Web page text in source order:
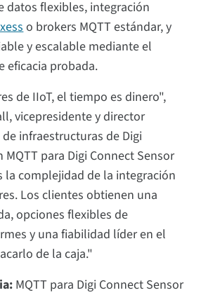
datos flexibles, integración
o brokers MQTT estándar, y
y escalable mediante el
eficacia probada.
de IIoT, el tiempo es dinero",
vicepresidente y director
infraestructuras de Digi
para Digi Connect Sensor
la complejidad de la integración
Los clientes obtienen una
opciones flexibles de
y una fiabilidad líder en el
de la caja."
MQTT para Digi Connect Sensor